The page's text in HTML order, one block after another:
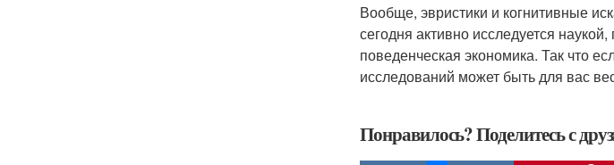
Вообще, эвристики и когнитивные
сегодня активно исследуется
поведенческая экономика. Так что
исследований может быть для вас
Понравилось? Поделитесь с